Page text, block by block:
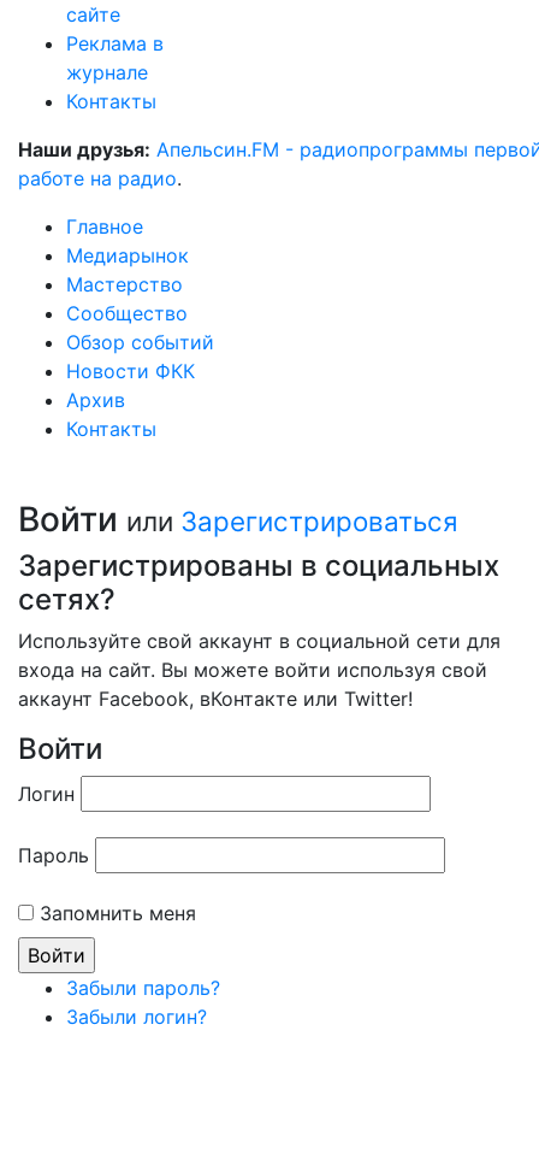
сайте
Реклама в
журнале
Контакты
Наши друзья: Апельсин.FM - радиопрограммы
работе на радио.
Главное
Медиарынок
Мастерство
Сообщество
Обзор событий
Новости ФКК
Архив
Контакты
Войти или Зарегистрироваться
Зарегистрированы в социальных
сетях?
Используйте свой аккаунт в социальной сети для
входа на сайт. Вы можете войти используя свой
аккаунт Facebook, вКонтакте или Twitter!
Войти
Логин
Пароль
Запомнить меня
Забыли пароль?
Забыли логин?